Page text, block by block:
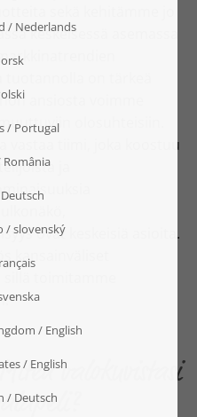
sekä kehitämme jo
keskeisessä asemassa
on tärkeä
ansiosta voimme
olosuhteisiin.
vastaa tiimi, joka koostuu
ja
ovat keskeisiä asioita.
kansainväliset
toimitamme
valokuvistasi